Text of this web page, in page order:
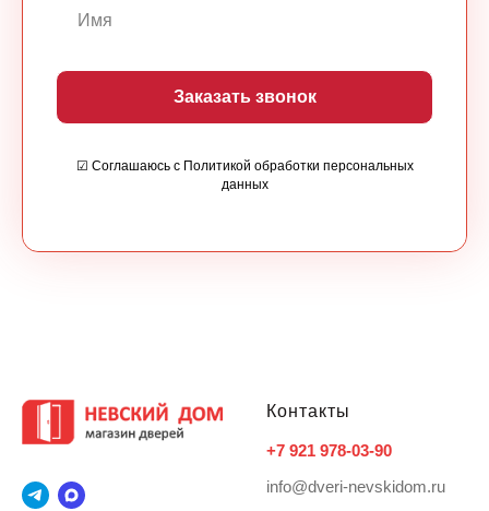
Заказать звонок
☑ Соглашаюсь с Политикой обработки персональных
данных
Контакты
+7 921 978-03-90
info@dveri-nevskidom.ru